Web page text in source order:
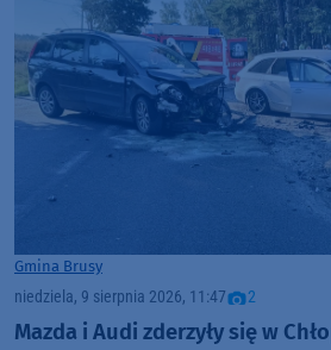
Gmina Brusy
niedziela, 9 sierpnia 2026, 11:47 2
Mazda i Audi zderzyły się w